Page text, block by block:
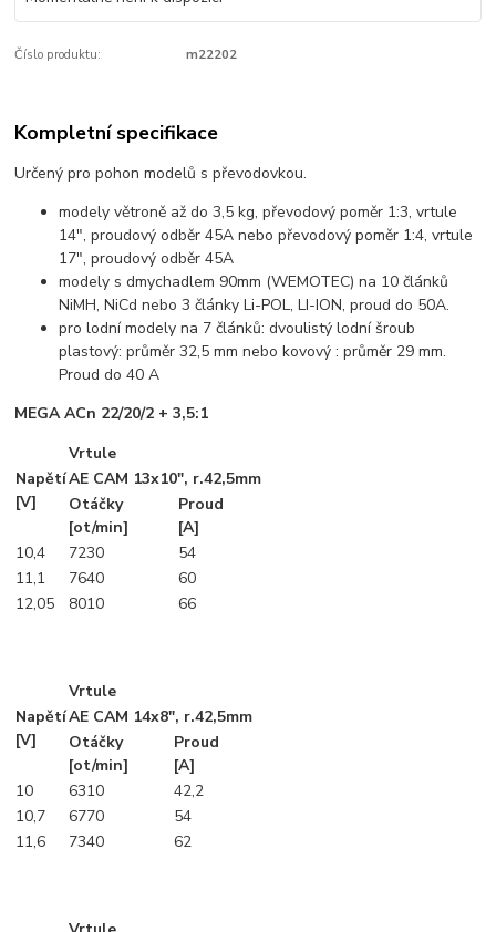
Číslo produktu: m22202
Kompletní specifikace
Určený pro pohon modelů s převodovkou.
modely větroně až do 3,5 kg, převodový poměr 1:3, vrtule
14", proudový odběr 45A nebo převodový poměr 1:4, vrtule
17", proudový odběr 45A
modely s dmychadlem 90mm (WEMOTEC) na 10 článků
NiMH, NiCd nebo 3 články Li-POL, LI-ION, proud do 50A.
pro lodní modely na 7 článků: dvoulistý lodní šroub
plastový: průměr 32,5 mm nebo kovový : průměr 29 mm.
Proud do 40 A
MEGA ACn 22/20/2 + 3,5:1
Napětí
[V]
Vrtule
AE CAM 13x10", r.42,5mm
Otáčky
[ot/min]
Proud
[A]
10,4
7230
54
11,1
7640
60
12,05
8010 66
Napětí
[V]
Vrtule
AE CAM 14x8", r.42,5mm
Otáčky
[ot/min]
Proud
[A]
10
6310
42,2
10,7
6770
54
11,6
7340 62